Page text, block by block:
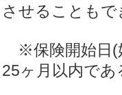
させることもで
※保険開始日(
25ヶ月以内であ